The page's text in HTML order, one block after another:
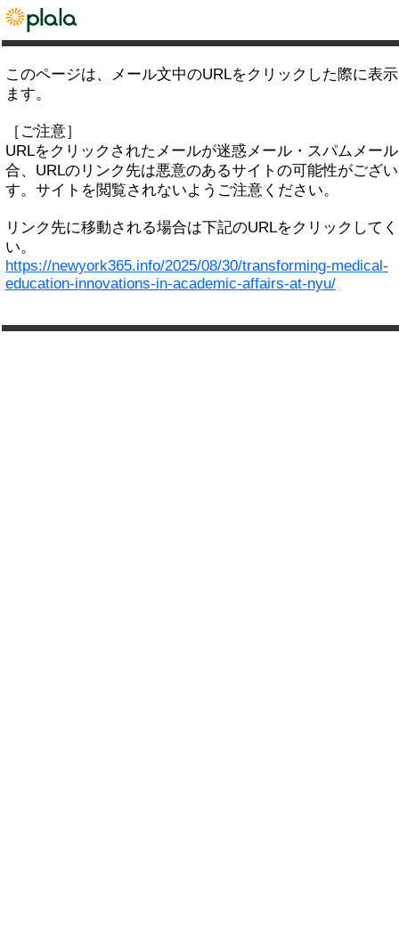
このページは、メール文中のURLをクリックした際に表
ます。
［ご注意］
URLをクリックされたメールが迷惑メール・スパムメー
合、URLのリンク先は悪意のあるサイトの可能性がござ
す。サイトを閲覧されないようご注意ください。
リンク先に移動される場合は下記のURLをクリックして
い。
https://newyork365.info/2025/08/30/transforming-medical-
education-innovations-in-academic-affairs-at-nyu/